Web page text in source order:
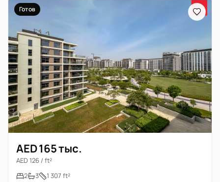
Готов
AED 165 тыс.
AED 126 / ft²
2
3 1 307 ft²